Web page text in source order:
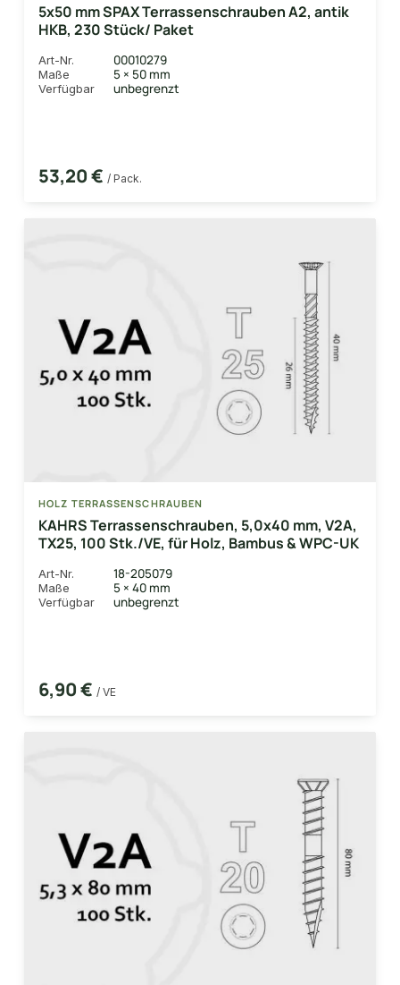
5x50 mm SPAX Terrassenschrauben A2, antik
HKB, 230 Stück/ Paket
Art-Nr. 00010279
Maße 5 × 50 mm
Verfügbar unbegrenzt
53,20 € / Pack.
HOLZ TERRASSENSCHRAUBEN
KAHRS Terrassenschrauben, 5,0x40 mm, V2A,
TX25, 100 Stk./VE, für Holz, Bambus & WPC-UK
Art-Nr. 18-205079
Maße 5 × 40 mm
Verfügbar unbegrenzt
6,90 € / VE